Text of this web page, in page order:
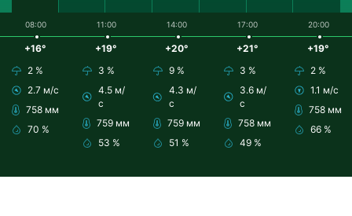
08:00
+16°
2 %
2.7 м/с
758 мм
70 %
11:00
+19°
3 %
4.5 м/
с
759 мм
53 %
14:00
+20°
9 %
4.3 м/
с
759 мм
51 %
17:00
+21°
3 %
3.6 м/
с
758 мм
49 %
20:00
+19°
2 %
1.1 м/с
758 мм
66 %